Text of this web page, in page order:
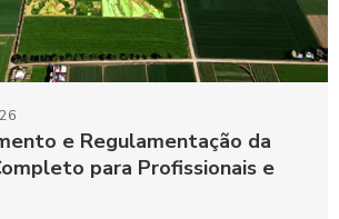
e Regulamentação da
para Profissionais e